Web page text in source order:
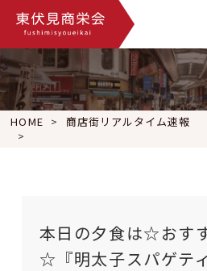
HOME
商店街リアルタイム速報
本日の夕食は☆おすすめメニュ
本日の夕食は☆おす
☆『明太子スパゲテ